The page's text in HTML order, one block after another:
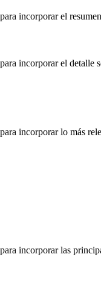
incorporar el
incorporar el
incorporar lo más
incorporar las